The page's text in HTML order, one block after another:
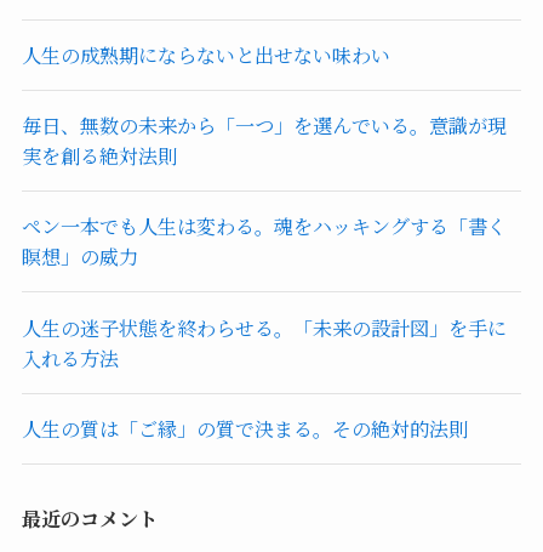
人生の成熟期にならないと出せない味わい
毎日、無数の未来から「一つ」を選んでいる。意識が現
実を創る絶対法則
ペン一本でも人生は変わる。魂をハッキングする「書く
瞑想」の威力
人生の迷子状態を終わらせる。「未来の設計図」を手に
入れる方法
人生の質は「ご縁」の質で決まる。その絶対的法則
最近のコメント